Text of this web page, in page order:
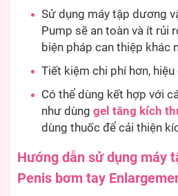
Sử dụng máy tập dương
Pump sẽ an toàn và ít rủi
biện pháp can thiệp khác
Tiết kiệm chi phí hơn, hiệu
Có thể dùng kết hợp với
như dùng gel tăng kích
dùng thuốc để cải thiện
Hướng dẫn sử dụng máy
Penis bơm tay